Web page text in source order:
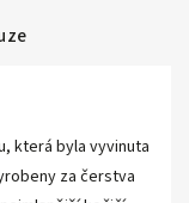
která byla vyvinuta
za čerstva